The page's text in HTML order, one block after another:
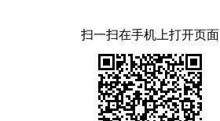
扫一扫在手机上打开页面